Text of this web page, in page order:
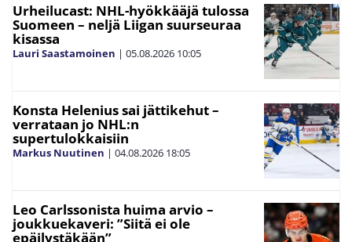
Urheilucast: NHL-hyökkääjä tulossa
Suomeen – neljä Liigan suurseuraa
kisassa
Lauri Saastamoinen | 05.08.2026 10:05
Konsta Helenius sai jättikehut –
verrataan jo NHL:n
supertulokkaisiin
Markus Nuutinen | 04.08.2026 18:05
Leo Carlssonista huima arvio –
joukkuekaveri: ”Siitä ei ole
epäilystäkään”